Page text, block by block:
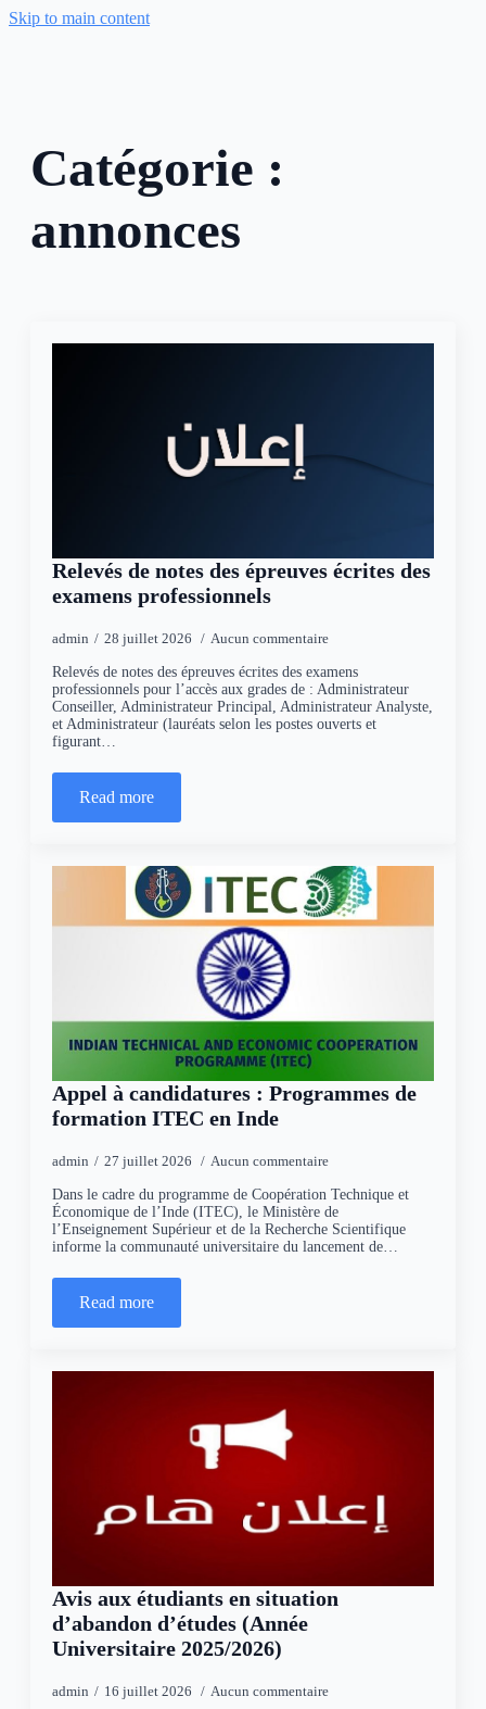
Skip to main content
Catégorie :
annonces
Relevés de notes des épreuves écrites des
examens professionnels
admin 28 juillet 2026 Aucun commentaire
Relevés de notes des épreuves écrites des examens
professionnels pour l’accès aux grades de : Administrateur
Conseiller, Administrateur Principal, Administrateur Analyste,
et Administrateur (lauréats selon les postes ouverts et
figurant…
Read more
Appel à candidatures : Programmes de
formation ITEC en Inde
admin 27 juillet 2026 Aucun commentaire
Dans le cadre du programme de Coopération Technique et
Économique de l’Inde (ITEC), le Ministère de
l’Enseignement Supérieur et de la Recherche Scientifique
informe la communauté universitaire du lancement de…
Read more
Avis aux étudiants en situation
d’abandon d’études (Année
Universitaire 2025/2026)
admin 16 juillet 2026 Aucun commentaire